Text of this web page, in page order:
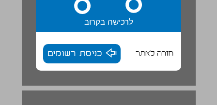
לרכישה בקרוב
חזרה לאתר כניסת רשומים